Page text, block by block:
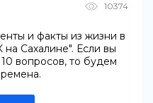
10374
и факты из жизни в
Сахалине". Если вы
вопросов, то будем